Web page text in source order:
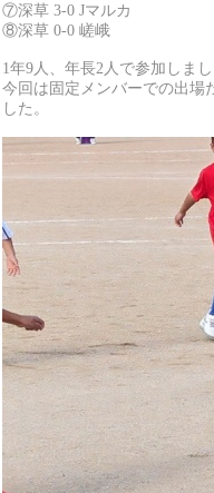
⑦深草 3-0 Jマルカ
⑧深草 0-0 嵯峨
1年9人、年長2人で参加しまし
今回は固定メンバーでの出場
した。